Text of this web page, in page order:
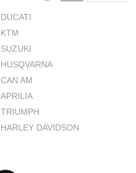
DUCATI
KTM
SUZUKI
HUSQVARNA
CAN AM
APRILIA
TRIUMPH
HARLEY DAVIDSON